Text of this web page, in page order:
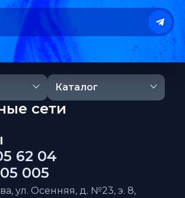
Каталог
62 04
005
ул. Осенняя, д. №23, э. 8,
сети